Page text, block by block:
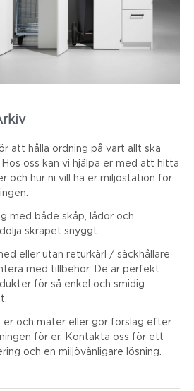
att hålla ordning på vart allt ska
oss kan vi hjälpa er med att hitta
och hur ni vill ha er miljöstation för
med både skåp, lådor och
skräpet snyggt.
eller utan returkärl / säckhållare
med tillbehör. De är perfekt
för så enkel och smidig
er och mäter eller gör förslag efter
för er. Kontakta oss för ett
och en miljövänligare lösning.